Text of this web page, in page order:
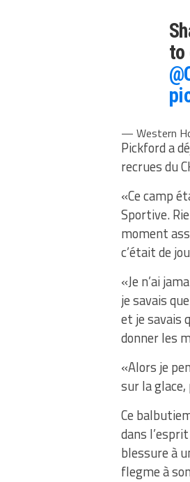
to
— Western
Pickford a
recrues du
«Ce camp
Sportive.
moment
c’était de
«Je n’ai
je savais
et je savais
donner les
«Alors je
sur la glace,
Ce
dans
blessure à
flegme à